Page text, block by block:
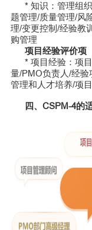
* 知识：管理组织
题管理/质量管理/风
理/变更控制/经验教
购管理
项目经验评价项
* 项目经验：项目
量/PMO负责人/经验
管理和人才培养/项
四、CSPM-4的